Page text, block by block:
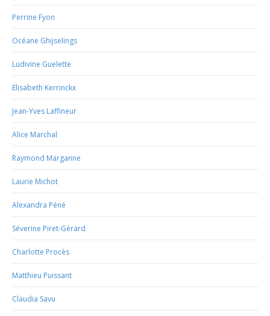
Perrine Fyon
Océane Ghijselings
Ludivine Guelette
Elisabeth Kerrinckx
Jean-Yves Laffineur
Alice Marchal
Raymond Marganne
Laurie Michot
Alexandra Péné
Séverine Piret-Gérard
Charlotte Procès
Matthieu Puissant
Claudia Savu